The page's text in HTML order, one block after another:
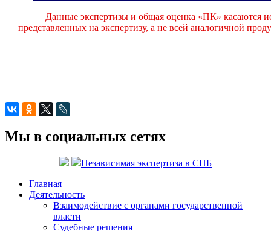
Данные экспертизы и общая оценка «ПК» касаются
представленных на экспертизу, а не всей аналогичной
Мы в социальных сетях
Независимая экспертиза в СПБ
Главная
Деятельность
Взаимодействие с органами государственной
власти
Судебные решения